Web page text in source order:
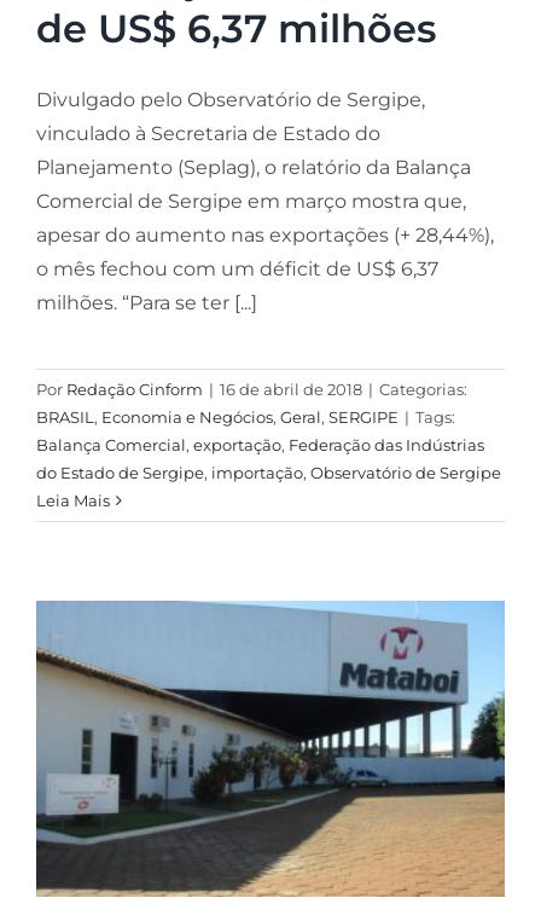
de US$ 6,37 milhões
Divulgado pelo Observatório de Sergipe,
vinculado à Secretaria de Estado do
Planejamento (Seplag), o relatório da Balança
Comercial de Sergipe em março mostra que,
apesar do aumento nas exportações (+ 28,44%),
o mês fechou com um déficit de US$ 6,37
milhões. “Para se ter [...]
Por Redação Cinform | 16 de abril de 2018 | Categorias:
BRASIL, Economia e Negócios, Geral, SERGIPE | Tags:
Balança Comercial, exportação, Federação das Indústrias
do Estado de Sergipe, importação, Observatório de Sergipe
Leia Mais